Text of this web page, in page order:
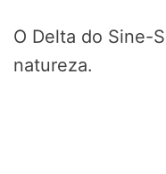
O Delta do Sine-
natureza.